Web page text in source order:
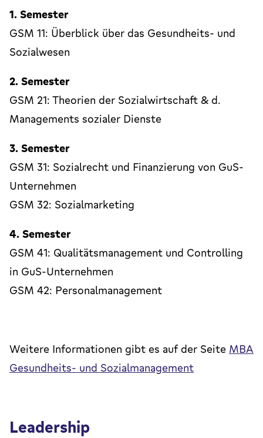
1. Semester
GSM 11: Überblick über das Gesundheits- und
Sozialwesen
2. Semester
GSM 21: Theorien der Sozialwirtschaft & d.
Managements sozialer Dienste
3. Semester
GSM 31: Sozialrecht und Finanzierung von GuS-
Unternehmen
GSM 32: Sozialmarketing
4. Semester
GSM 41: Qualitätsmanagement und Controlling
in GuS-Unternehmen
GSM 42: Personalmanagement
Weitere Informationen gibt es auf der Seite MBA
Gesundheits- und Sozialmanagement
Leadership